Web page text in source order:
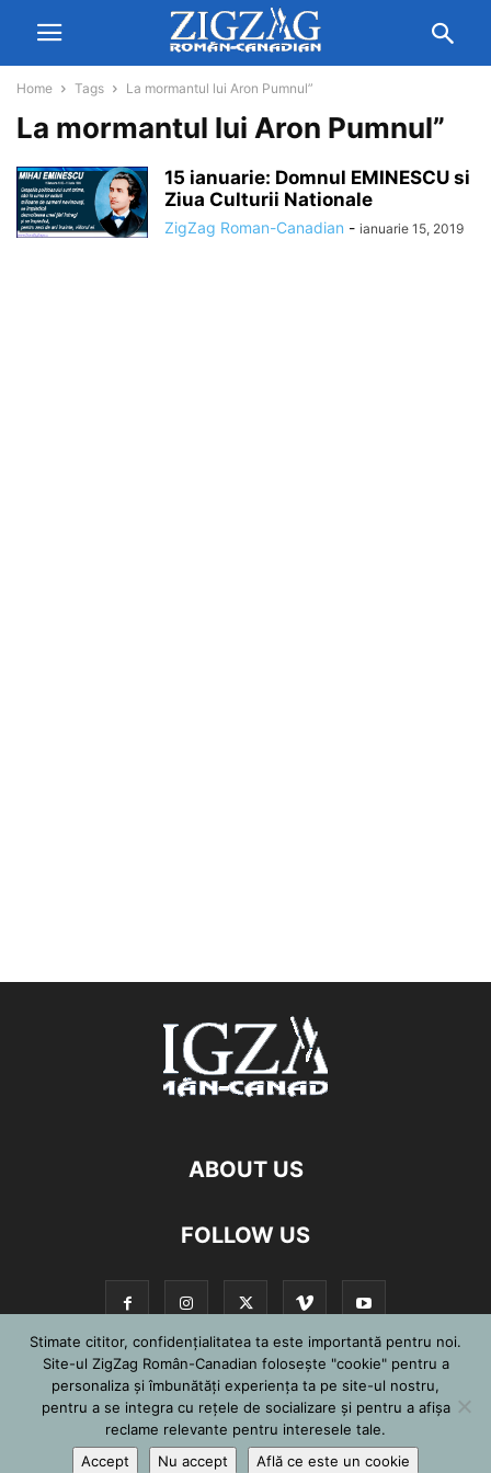
Home Tags La mormantul lui Aron Pumnul”
La mormantul lui Aron Pumnul”
15 ianuarie: Domnul EMINESCU si
Ziua Culturii Nationale
ZigZag Roman-Canadian - ianuarie 15, 2019
ABOUT US
FOLLOW US
©
Stimate cititor, confidențialitatea ta este importantă pentru noi.
Site-ul ZigZag Român-Canadian folosește "cookie" pentru a
personaliza și îmbunătăți experiența ta pe site-ul nostru,
pentru a se integra cu reţele de socializare şi pentru a afişa
reclame relevante pentru interesele tale.
Accept
Nu accept Află ce este un cookie